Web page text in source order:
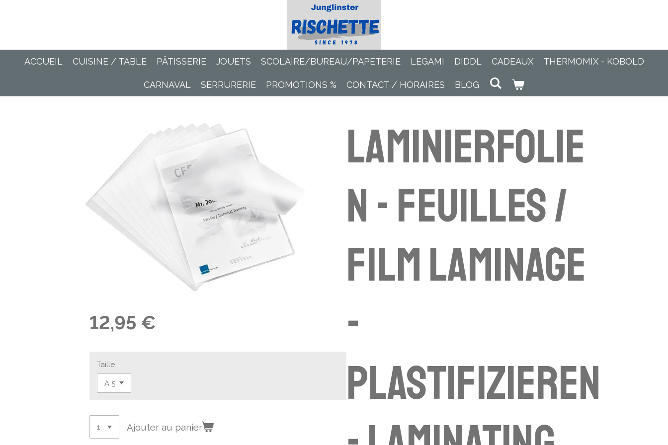
ACCUEIL CUISINE / TABLE PÂTISSERIE JOUETS SCOLAIRE/BUREAU/PAPETERIE LEGAMI DIDDL CADEAUX THERMOMIX - KOBOLD
CARNAVAL SERRURERIE PROMOTIONS % CONTACT / HORAIRES BLOG
Laminierfolie
n - Feuilles /
film laminage
-
Plastifizieren
12,95 €
Taille
Ajouter au panier